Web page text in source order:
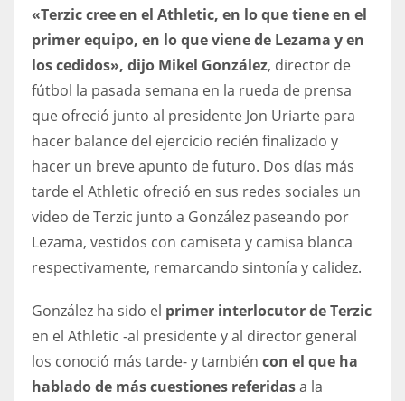
16
OAK
19
24
DAL
22
WSH
«Terzic cree en el Athletic, en lo que tiene en el
primer equipo, en lo que viene de Lezama y en
los cedidos», dijo Mikel González, director de
fútbol la pasada semana en la rueda de prensa
que ofreció junto al presidente Jon Uriarte para
hacer balance del ejercicio recién finalizado y
hacer un breve apunto de futuro. Dos días más
tarde el Athletic ofreció en sus redes sociales un
video de Terzic junto a González paseando por
Lezama, vestidos con camiseta y camisa blanca
respectivamente, remarcando sintonía y calidez.
González ha sido el primer interlocutor de Terzic
en el Athletic -al presidente y al director general
los conoció más tarde- y también con el que ha
hablado de más cuestiones referidasa la